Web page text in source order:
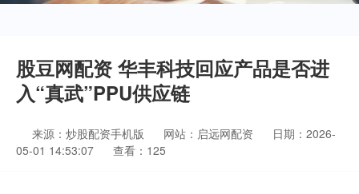
股豆网配资 华丰科技回应产品是否进
入“真武”PPU供应链
来源：炒股配资手机版 网站：启远网配资
日期：2026-
05-01 14:53:07
查看：125